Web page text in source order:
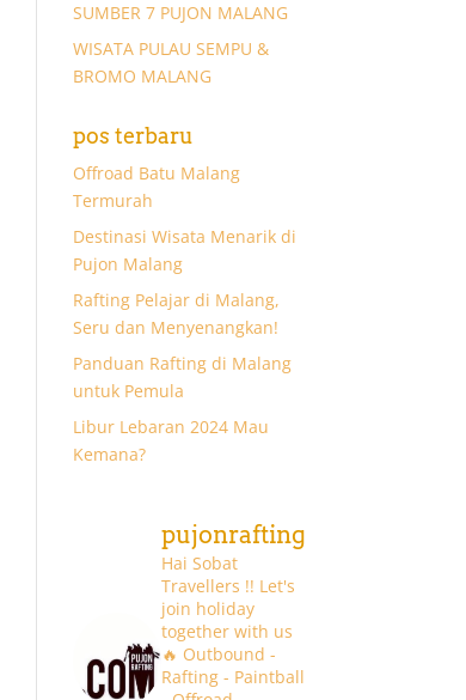
SUMBER 7 PUJON MALANG
WISATA PULAU SEMPU &
BROMO MALANG
pos terbaru
Offroad Batu Malang
Termurah
Destinasi Wisata Menarik di
Pujon Malang
Rafting Pelajar di Malang,
Seru dan Menyenangkan!
Panduan Rafting di Malang
untuk Pemula
Libur Lebaran 2024 Mau
Kemana?
pujonrafting
Hai Sobat
Travellers !! Let's
join holiday
together with us
🔥 Outbound -
Rafting - Paintball